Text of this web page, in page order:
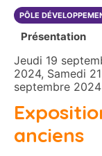
PÔLE
Présentation
Jeudi 19
2024, Samedi
septembre 2024
anciens